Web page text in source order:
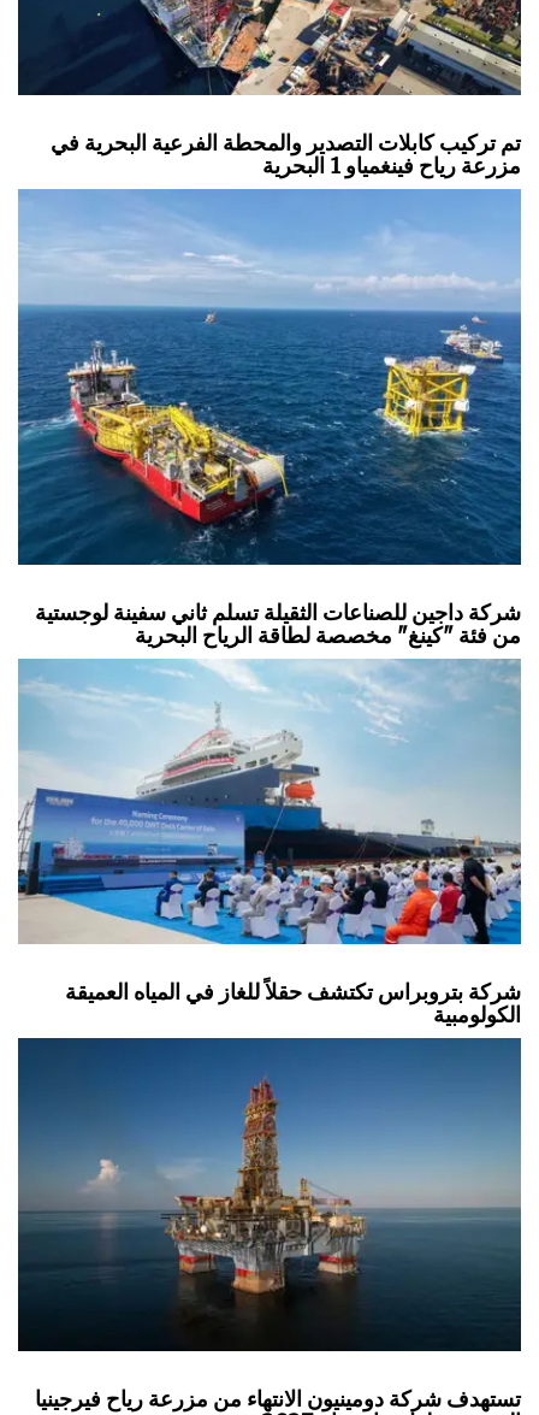
تم تركيب كابلات التصدير والمحطة الفرعية البحرية في
مزرعة رياح فينغمياو 1 البحرية
شركة داجين للصناعات الثقيلة تسلم ثاني سفينة لوجستية
من فئة "كينغ" مخصصة لطاقة الرياح البحرية
شركة بتروبراس تكتشف حقلاً للغاز في المياه العميقة
الكولومبية
تستهدف شركة دومينيون الانتهاء من مزرعة رياح فيرجينيا